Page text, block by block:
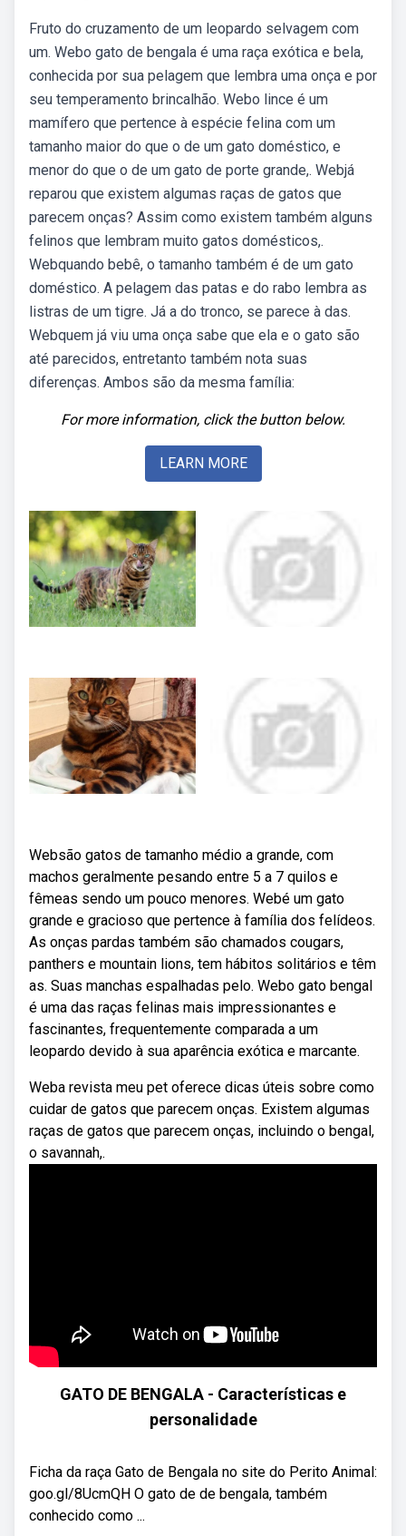
Fruto do cruzamento de um leopardo selvagem com
um. Webo gato de bengala é uma raça exótica e bela,
conhecida por sua pelagem que lembra uma onça e por
seu temperamento brincalhão. Webo lince é um
mamífero que pertence à espécie felina com um
tamanho maior do que o de um gato doméstico, e
menor do que o de um gato de porte grande,. Webjá
reparou que existem algumas raças de gatos que
parecem onças? Assim como existem também alguns
felinos que lembram muito gatos domésticos,.
Webquando bebê, o tamanho também é de um gato
doméstico. A pelagem das patas e do rabo lembra as
listras de um tigre. Já a do tronco, se parece à das.
Webquem já viu uma onça sabe que ela e o gato são
até parecidos, entretanto também nota suas
diferenças. Ambos são da mesma família:
For more information, click the button below.
LEARN MORE
Websão gatos de tamanho médio a grande, com
machos geralmente pesando entre 5 a 7 quilos e
fêmeas sendo um pouco menores. Webé um gato
grande e gracioso que pertence à família dos felídeos.
As onças pardas também são chamados cougars,
panthers e mountain lions, tem hábitos solitários e têm
as. Suas manchas espalhadas pelo. Webo gato bengal
é uma das raças felinas mais impressionantes e
fascinantes, frequentemente comparada a um
leopardo devido à sua aparência exótica e marcante.
Weba revista meu pet oferece dicas úteis sobre como
cuidar de gatos que parecem onças. Existem algumas
raças de gatos que parecem onças, incluindo o bengal,
o savannah,.
GATO DE BENGALA - Características e
personalidade
Ficha da raça Gato de Bengala no site do Perito Animal:
goo.gl/8UcmQH O gato de de bengala, também
conhecido como ...